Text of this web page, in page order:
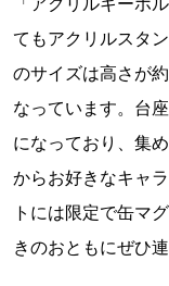
てもアクリルスタ
のサイズは高さが
なっています。台
になっており、集
からお好きなキャ
トには限定で缶マ
きのおともにぜひ